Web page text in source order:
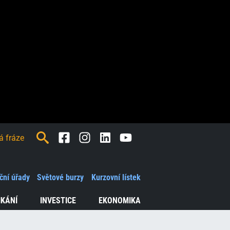
INVESTICE EKONOMIKA
úřady Světové burzy Kurzovní lístek
FacebookInstagramLinkedInYoutube